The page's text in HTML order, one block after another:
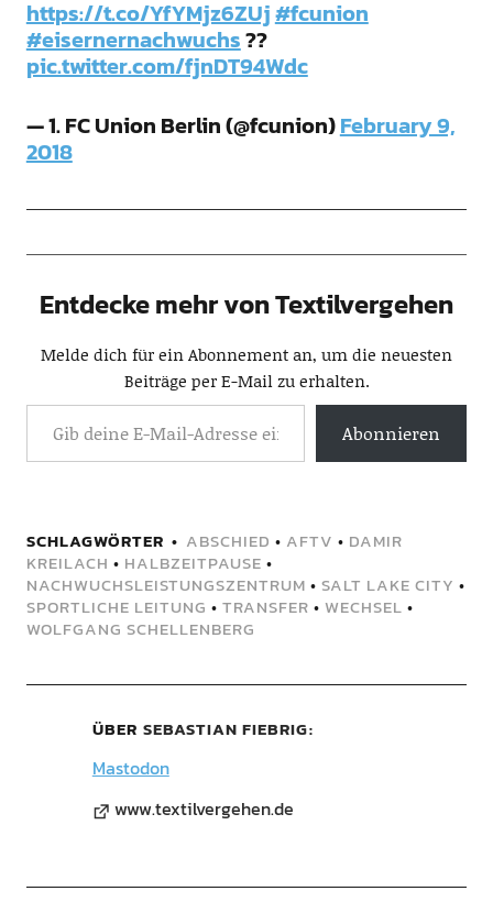
https://t.co/YfYMjz6ZUj#fcunion
#eisernernachwuchs??
pic.twitter.com/fjnDT94Wdc
— 1. FC Union Berlin (@fcunion)February 9,
2018
Entdecke mehr von Textilvergehen
Melde dich für ein Abonnement an, um die neuesten
Beiträge per E-Mail zu erhalten.
Abonnieren
SCHLAGWÖRTER ABSCHIED • AFTV • DAMIR
KREILACH • HALBZEITPAUSE •
NACHWUCHSLEISTUNGSZENTRUM • SALT LAKE CITY •
SPORTLICHE LEITUNG • TRANSFER • WECHSEL •
WOLFGANG SCHELLENBERG
ÜBER SEBASTIAN FIEBRIG
Mastodon
www.textilvergehen.de